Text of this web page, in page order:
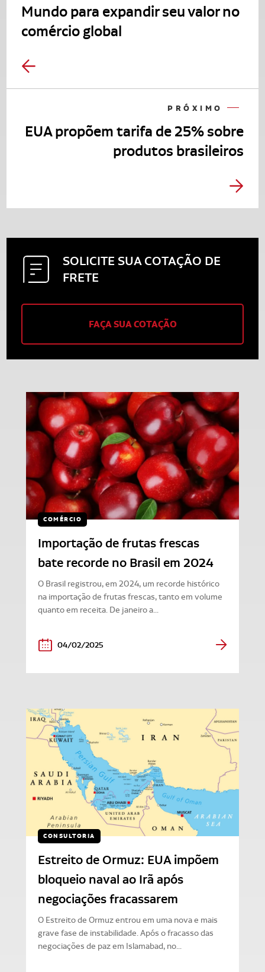
Mundo para expandir seu valor no
comércio global
PRÓXIMO
EUA propõem tarifa de 25% sobre
produtos brasileiros
SOLICITE SUACOTAÇÃO DE
FRETE
FAÇA SUA COTAÇÃO
COMÉRCIO
Importação de frutas frescas
bate recorde no Brasil em 2024
O Brasil registrou, em 2024, um recorde histórico
na importação de frutas frescas, tanto em volume
quanto em receita. De janeiro a...
04/02/2025
CONSULTORIA
Estreito de Ormuz: EUA impõem
bloqueio naval ao Irã após
negociações fracassarem
O Estreito de Ormuz entrou em uma nova e mais
grave fase de instabilidade. Após o fracasso das
negociações de paz em Islamabad, no...